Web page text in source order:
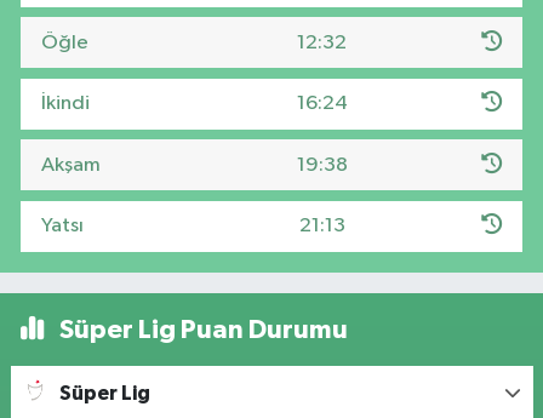
Öğle 12:32
İkindi 16:24
Akşam 19:38
Yatsı 21:13
Süper Lig Puan Durumu
Süper Lig